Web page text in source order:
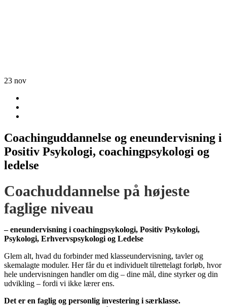
23 nov
Coachinguddannelse og eneundervisning i
Positiv Psykologi, coachingpsykologi og
ledelse
Coachuddannelse på højeste
faglige niveau
–eneundervisning i coachingpsykologi, Positiv Psykologi,
Psykologi, Erhvervspsykologi og Ledelse
Glem alt, hvad du forbindermed klasseundervisning, tavlerog
skemalagte moduler. Herfårdu et individuelt tilrettelagt forløb, hvor
hele undervisningen handlerom dig – dine mål, dine styrkerog din
udvikling – fordi vi ikke lærer ens.
Det er en faglig og personlig investering i særklasse.